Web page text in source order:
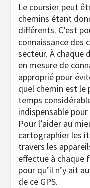
Le coursier peut
chemins étant
différents. C’est
connaissance des
secteur. À chaque
en mesure de
approprié pour
quel chemin est le
temps
indispensable
Pour l’aider au
cartographier les
travers les
effectue à chaque
pour qu’il n’y ait
de ce GPS.